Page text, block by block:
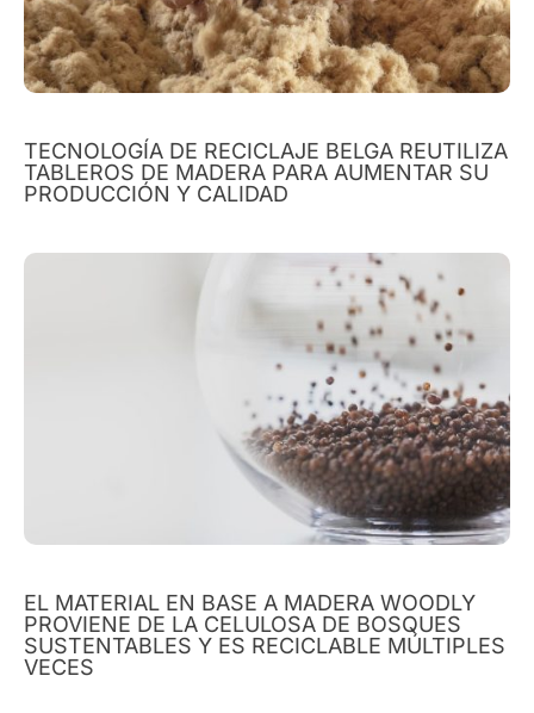
TECNOLOGÍA DE RECICLAJE BELGA REUTILIZA
TABLEROS DE MADERA PARA AUMENTAR SU
PRODUCCIÓN Y CALIDAD
EL MATERIAL EN BASE A MADERA WOODLY
PROVIENE DE LA CELULOSA DE BOSQUES
SUSTENTABLES Y ES RECICLABLE MÚLTIPLES
VECES